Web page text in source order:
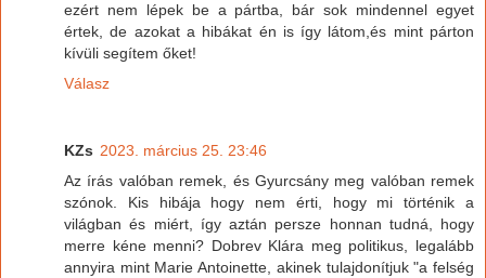
ezért nem lépek be a pártba, bár sok mindennel egyet
értek, de azokat a hibákat én is így látom,és mint párton
kívüli segítem őket!
Válasz
KZs 2023. március 25. 23:46
Az írás valóban remek, és Gyurcsány meg valóban remek
szónok. Kis hibája hogy nem érti, hogy mi történik a
világban és miért, így aztán persze honnan tudná, hogy
merre kéne menni? Dobrev Klára meg politikus, legalább
annyira mint Marie Antoinette, akinek tulajdonítjuk "a felség